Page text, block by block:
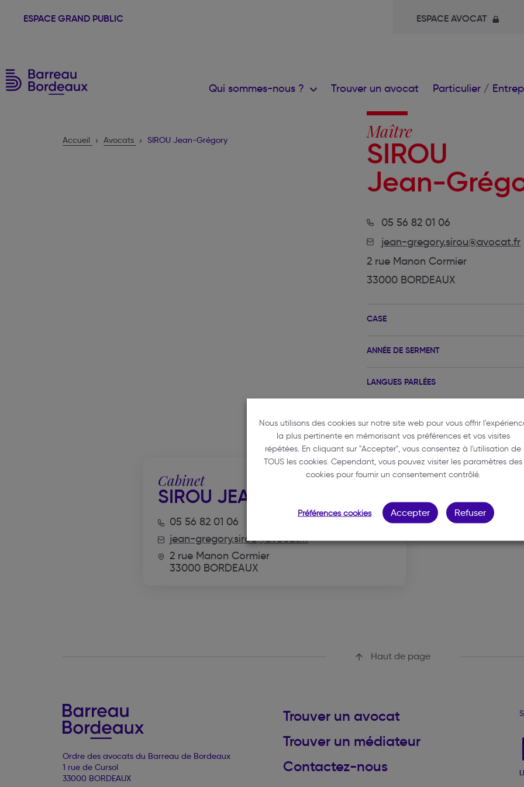
ESPACE GRAND PUBLIC ESPACE AVOCAT
Qui sommes-nous ? Trouver un avocat Particulier /
Accueil Avocats SIROU Jean-Grégory Maître
SIROU
Jean-
05 56 82 01 06
jean-gregory.sirou@avocat.fr
2 rue Manon Cormier
33000 BORDEAUX
CASE
ANNÉE DE SERMENT
LANGUES PARLÉES
Cabinet
SIROU JEAN-GRÉGORY
05 56 82 01 06
jean-gregory.sirou@avocat.fr
2 rue Manon Cormier
33000 BORDEAUX
Haut de page
Ordre des avocats du Barreau de Bordeaux
1 rue de Cursol
33000 BORDEAUX
Trouver un avocat
Trouver un médiateur
Contactez-nous
Nous utilisons des cookies sur notre site web pour vous offrir
la plus pertinente en mémorisant vos préférences et vos visites
répétées. En cliquant sur "Accepter", vous consentez à l'utilisation de
TOUS les cookies. Cependant, vous pouvez visiter les paramètres des
cookies pour fournir un consentement contrôlé.
Préférences cookies Accepter Refuser